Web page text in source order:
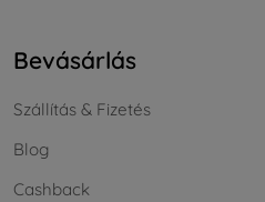
Bevásárlás
Szállítás & Fizetés
Blog
Cashback